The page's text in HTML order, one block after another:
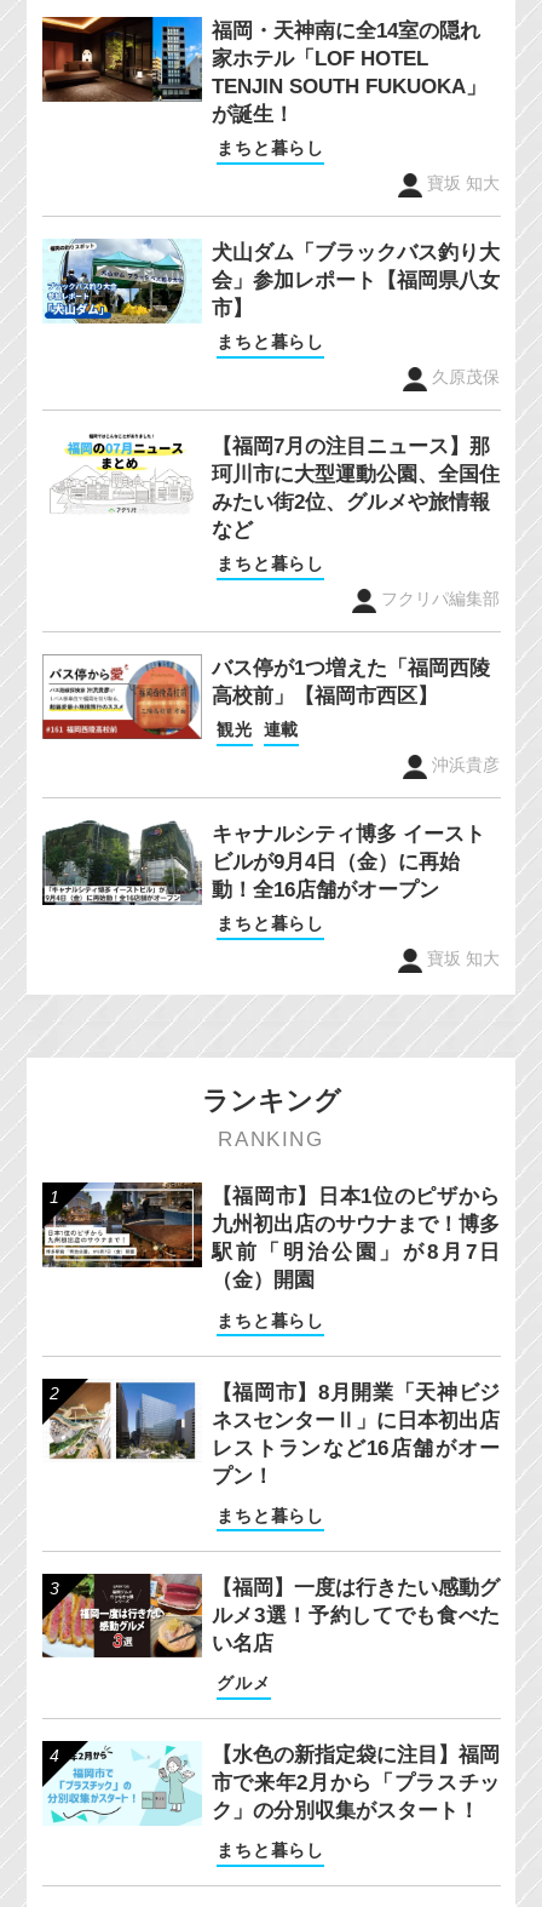
福岡・天神南に全14室の隠れ
家ホテル「LOF HOTEL
TENJIN SOUTH FUKUOKA」
が誕生！
まちと暮らし
寶坂 知大
犬山ダム「ブラックバス釣り大
会」参加レポート【福岡県八女
市】
まちと暮らし
久原茂保
【福岡7月の注目ニュース】那
珂川市に大型運動公園、全国住
みたい街2位、グルメや旅情報
など
まちと暮らし
フクリパ編集部
バス停が1つ増えた「福岡西陵
高校前」【福岡市西区】
観光
連載
沖浜貴彦
キャナルシティ博多 イースト
ビルが9月4日（金）に再始
動！全16店舗がオープン
まちと暮らし
寶坂 知大
ランキング
RANKING
【福岡市】日本1位のピザから
九州初出店のサウナまで！博多
駅前「明治公園」が8月7日
（金）開園
まちと暮らし
【福岡市】8月開業「天神ビジ
ネスセンターⅡ」に日本初出店
レストランなど16店舗がオー
プン！
まちと暮らし
【福岡】一度は行きたい感動グ
ルメ3選！予約してでも食べた
い名店
グルメ
【水色の新指定袋に注目】福岡
市で来年2月から「プラスチッ
ク」の分別収集がスタート！
まちと暮らし